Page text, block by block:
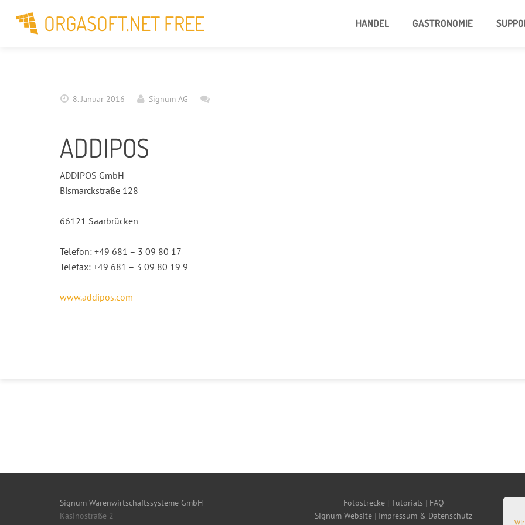
ORGASOFT.NET FREE HANDEL GASTRONOMIE
8. Januar 2016 Signum AG
ADDIPOS
ADDIPOS GmbH
Bismarckstraße 128
66121 Saarbrücken
Telefon: +49 681 – 3 09 80 17
Telefax: +49 681 – 3 09 80 19 9
www.addipos.com
Signum Warenwirtschaftssysteme GmbH
Kasinostraße 2
Fotostrecke| Tutorials | FAQ
Signum Website | Impressum & Datenschutz